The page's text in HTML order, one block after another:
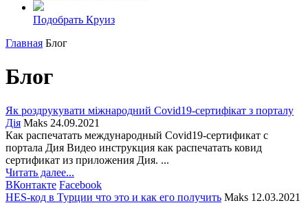
Подобрать Круиз
Главная Блог
Блог
Як роздрукувати міжнародний Covid19-сертифікат з порталу
Дія Maks 24.09.2021
Как распечатать международный Covid19-сертификат с
портала Дия Видео инструкция как распечатать ковид
сертификат из приложения Дия. ...
Читать далее...
ВКонтакте Facebook
HES-код в Турции что это и как его получить Maks 12.03.2021